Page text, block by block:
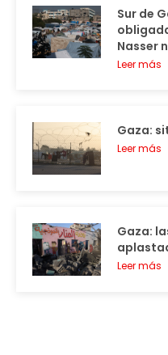
Sur de
Nasser
Leer más
Gaza:
Leer más
Gaza:
Leer más